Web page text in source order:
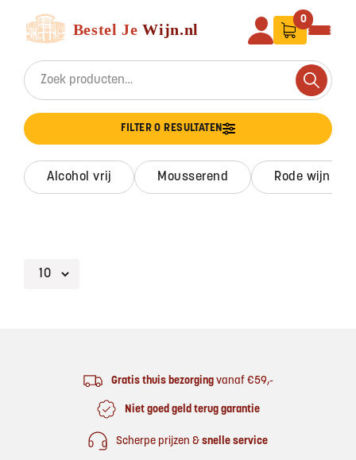
Search for:
Search
0
FILTER 0 RESULTATEN
alcohol vrij mousserend rode wijn
Gratis thuis bezorgingvanaf €59,-
Niet goed geld terug garantie
Scherpe prijzen & snelle service